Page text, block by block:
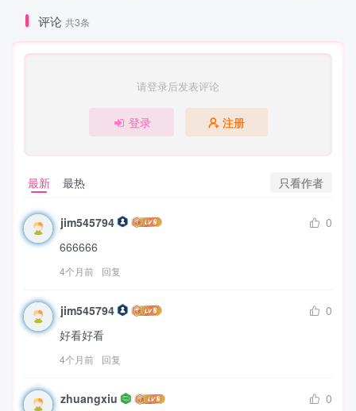
评论 共3条
请登录后发表评论
登录 注册
最新 最热 只看作者
jim545794
0
666666
4个月前 回复
jim545794
0
好看好看
4个月前 回复
zhuangxiu
0